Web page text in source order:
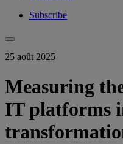
Subscribe
25 août 2025
Measuring
IT platforms